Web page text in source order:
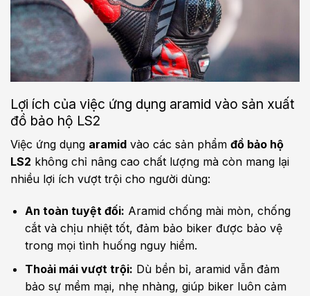
Lợi ích của việc ứng dụng aramid vào sản xuất
đồ bảo hộ LS2
Việc ứng dụng aramid vào các sản phẩm đồ bảo hộ
LS2 không chỉ nâng cao chất lượng mà còn mang lại
nhiều lợi ích vượt trội cho người dùng:
An toàn tuyệt đối: Aramid chống mài mòn, chống
cắt và chịu nhiệt tốt, đảm bảo biker được bảo vệ
trong mọi tình huống nguy hiểm.
Thoải mái vượt trội: Dù bền bỉ, aramid vẫn đảm
bảo sự mềm mại, nhẹ nhàng, giúp biker luôn cảm